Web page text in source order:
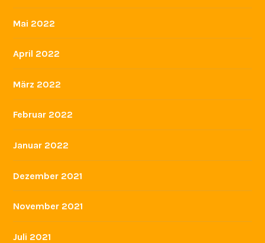
Mai 2022
April 2022
März 2022
Februar 2022
Januar 2022
Dezember 2021
November 2021
Juli 2021